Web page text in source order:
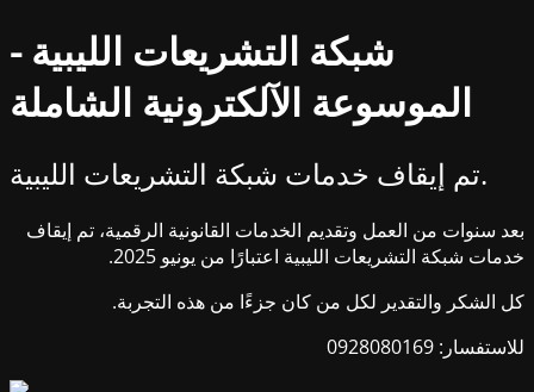
شبكة التشريعات الليبية -
الموسوعة الآلكترونية الشاملة
تم إيقاف خدمات شبكة التشريعات الليبية.
بعد سنوات من العمل وتقديم الخدمات القانونية الرقمية، تم إيقاف
خدمات شبكة التشريعات الليبية اعتبارًا من يونيو 2025.
كل الشكر والتقدير لكل من كان جزءًا من هذه التجربة.
للاستفسار: 0928080169